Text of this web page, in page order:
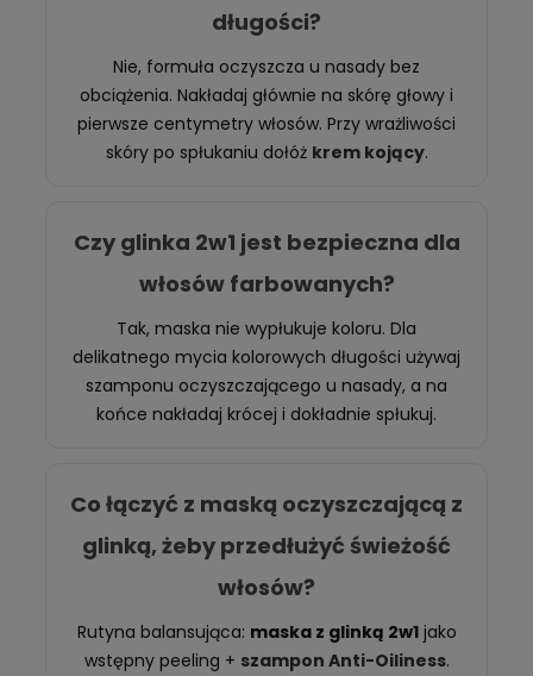
długości?
Nie, formuła oczyszcza u nasady bez
obciążenia. Nakładaj głównie na skórę głowy i
pierwsze centymetry włosów. Przy wrażliwości
skóry po spłukaniu dołóż krem kojący.
Czy glinka 2w1 jest bezpieczna dla
włosów farbowanych?
Tak, maska nie wypłukuje koloru. Dla
delikatnego mycia kolorowych długości używaj
szamponu oczyszczającego u nasady, a na
końce nakładaj krócej i dokładnie spłukuj.
Co łączyć z maską oczyszczającą z
glinką, żeby przedłużyć świeżość
włosów?
Rutyna balansująca: maska z glinką 2w1jako
wstępny peeling + szampon Anti-Oiliness.